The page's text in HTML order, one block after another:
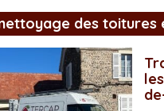
des toitures